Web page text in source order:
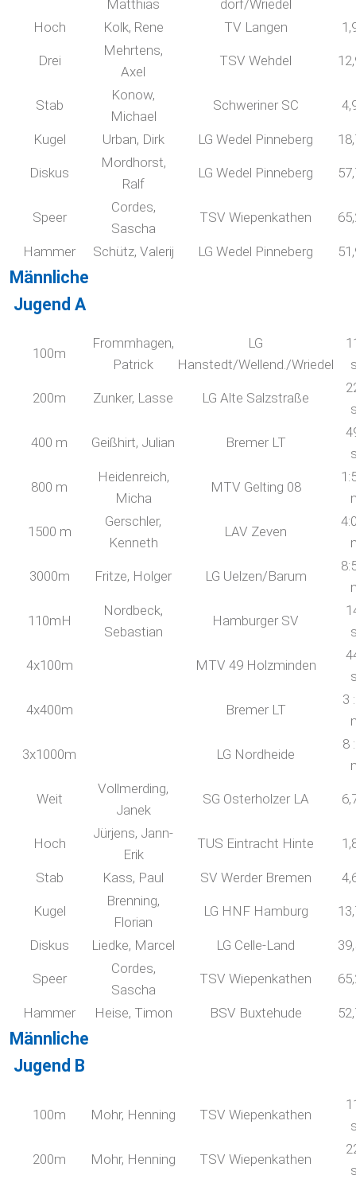
Matthias dorf/Wriedel
Hoch Kolk, Rene TV Langen
Drei
Mehrtens,
Axel
TSV Wehdel
Stab
Konow,
Michael
Schweriner SC
Kugel Urban, Dirk LG Wedel Pinneberg
Diskus
Mordhorst,
Ralf
LG Wedel Pinneberg
Speer
Cordes,
Sascha
TSV Wiepenkathen
Hammer Schütz, Valerij LG Wedel Pinneberg
Männliche
Jugend A
100m
Frommhagen,
Patrick
LG
Hanstedt/Wellend./Wriedel
200m Zunker, Lasse LG Alte Salzstraße
400 m Geißhirt, Julian Bremer LT
800 m
Heidenreich,
Micha
MTV Gelting 08
1500 m
Gerschler,
Kenneth
LAV Zeven
3000m Fritze, Holger LG Uelzen/Barum
110mH
Nordbeck,
Sebastian
Hamburger SV
4x100m MTV 49 Holzminden
4x400m Bremer LT
3
3x1000m LG Nordheide
8
Weit
Vollmerding,
Janek
SG Osterholzer LA
Hoch
Jürjens, Jann-
Erik
TUS Eintracht Hinte
Stab Kass, Paul SV Werder Bremen
Kugel
Brenning,
Florian
LG HNF Hamburg
Diskus Liedke, Marcel LG Celle-Land
Speer
Cordes,
Sascha
TSV Wiepenkathen
Hammer Heise, Timon BSV Buxtehude
Männliche
Jugend B
100m Mohr, Henning TSV Wiepenkathen
200m Mohr, Henning TSV Wiepenkathen